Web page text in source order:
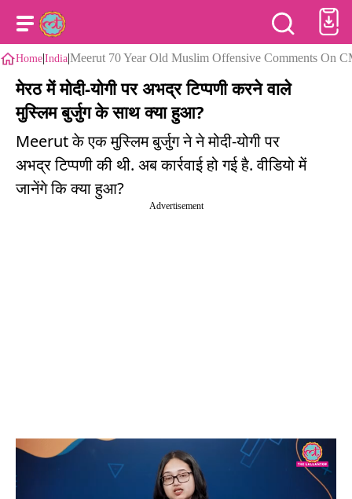
Home|India|Meerut 70 Year Old Muslim Offensive Comments On
मेरठ में मोदी-योगी पर अभद्र टिप्पणी करने वाले
मुस्लिम बुर्जुग के साथ क्या हुआ?
Meerut के एक मुस्लिम बुर्जुग ने ने मोदी-योगी पर
अभद्र टिप्पणी की थी. अब कार्रवाई हो गई है. वीडियो में
जानेंगे कि क्या हुआ?
Advertisement